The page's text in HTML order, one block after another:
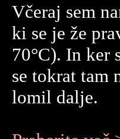
Včeraj sem
ki se je že
70°C). In ker
se tokrat tam
lomil dalje.